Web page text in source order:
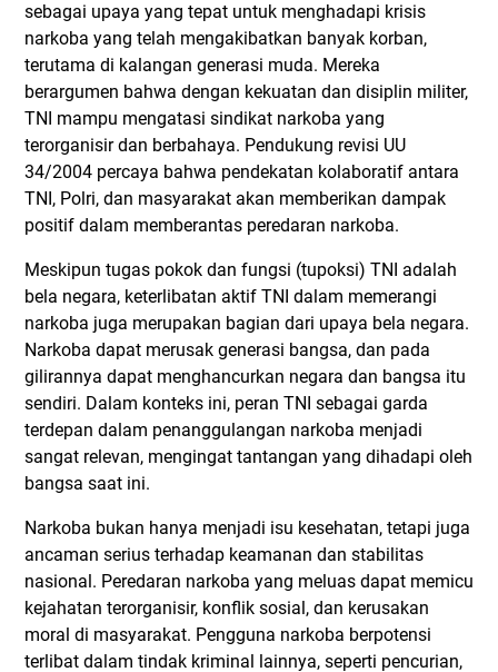
sebagai upaya yang tepat untuk menghadapi krisis
narkoba yang telah mengakibatkan banyak korban,
terutama di kalangan generasi muda. Mereka
berargumen bahwa dengan kekuatan dan disiplin militer,
TNI mampu mengatasi sindikat narkoba yang
terorganisir dan berbahaya. Pendukung revisi UU
34/2004 percaya bahwa pendekatan kolaboratif antara
TNI, Polri, dan masyarakat akan memberikan dampak
positif dalam memberantas peredaran narkoba.
Meskipun tugas pokok dan fungsi (tupoksi) TNI adalah
bela negara, keterlibatan aktif TNI dalam memerangi
narkoba juga merupakan bagian dari upaya bela negara.
Narkoba dapat merusak generasi bangsa, dan pada
gilirannya dapat menghancurkan negara dan bangsa itu
sendiri. Dalam konteks ini, peran TNI sebagai garda
terdepan dalam penanggulangan narkoba menjadi
sangat relevan, mengingat tantangan yang dihadapi oleh
bangsa saat ini.
Narkoba bukan hanya menjadi isu kesehatan, tetapi juga
ancaman serius terhadap keamanan dan stabilitas
nasional. Peredaran narkoba yang meluas dapat memicu
kejahatan terorganisir, konflik sosial, dan kerusakan
moral di masyarakat. Pengguna narkoba berpotensi
terlibat dalam tindak kriminal lainnya, seperti pencurian,